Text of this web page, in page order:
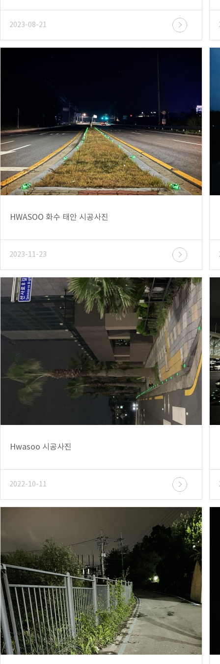
2023-08-21
HWASOO 화수 태안 시공사진
2023-11-23
Hwasoo 시공사진
2022-10-11